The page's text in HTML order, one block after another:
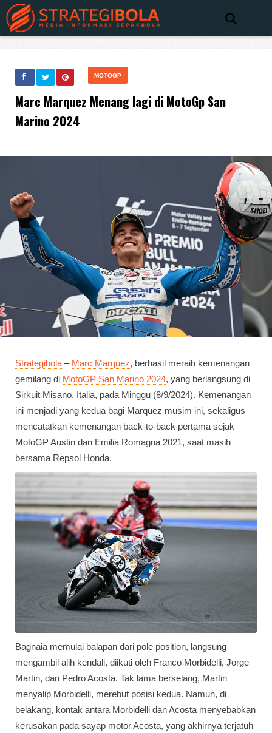
MOTOGP
Marc Marquez Menang lagi di MotoGp San
Marino 2024
Strategibola – Marc Marquez, berhasil meraih kemenangan
gemilang di MotoGP San Marino 2024, yang berlangsung di
Sirkuit Misano, Italia, pada Minggu (8/9/2024). Kemenangan
ini menjadi yang kedua bagi Marquez musim ini, sekaligus
mencatatkan kemenangan back-to-back pertama sejak
MotoGP Austin dan Emilia Romagna 2021, saat masih
bersama Repsol Honda.
Bagnaia memulai balapan dari pole position, langsung
mengambil alih kendali, diikuti oleh Franco Morbidelli, Jorge
Martin, dan Pedro Acosta. Tak lama berselang, Martin
menyalip Morbidelli, merebut posisi kedua. Namun, di
belakang, kontak antara Morbidelli dan Acosta menyebabkan
kerusakan pada sayap motor Acosta, yang akhirnya terjatuh